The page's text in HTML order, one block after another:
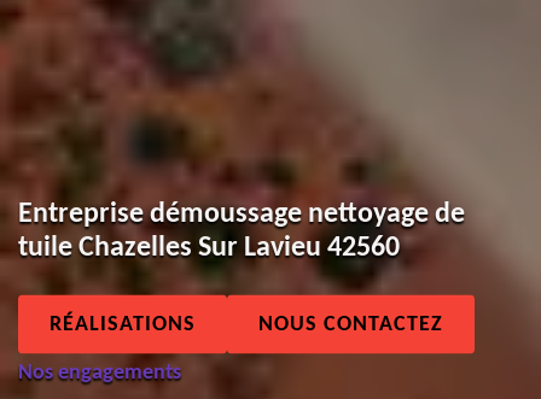
Entreprise démoussage nettoyage de
tuile Chazelles Sur Lavieu 42560
RÉALISATIONS NOUS CONTACTEZ
Nos engagements